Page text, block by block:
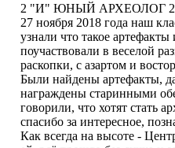
2 "И" ЮНЫЙ АРХЕОЛОГ
27 ноября 2018 года наш
узнали что такое
поучаствовали в веселой
раскопки, с азартом и
Были найдены артефакты,
награждены старинными
говорили, что хотят стать
спасибо за интересное,
Как всегда на высоте -